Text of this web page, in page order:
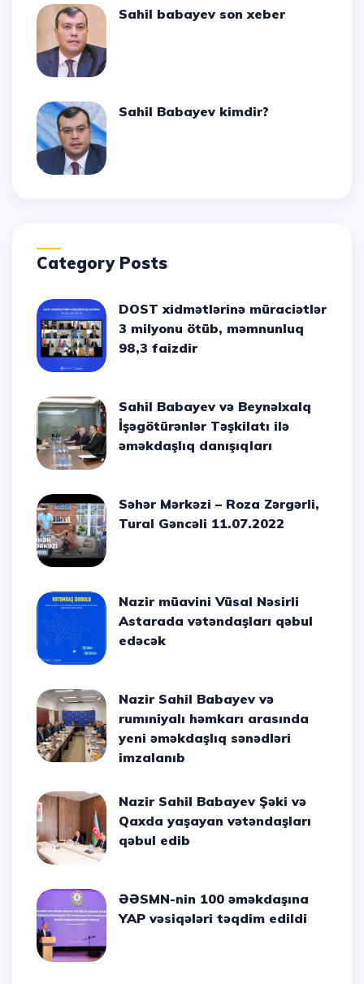
Sahil babayev son xeber
Sahil Babayev kimdir?
Category Posts
DOST xidmətlərinə müraciətlər
3 milyonu ötüb, məmnunluq
98,3 faizdir
Sahil Babayev və Beynəlxalq
İşəgötürənlər Təşkilatı ilə
əməkdaşlıq danışıqları
Səhər Mərkəzi – Roza Zərgərli,
Tural Gəncəli 11.07.2022
Nazir müavini Vüsal Nəsirli
Astarada vətəndaşları qəbul
edəcək
Nazir Sahil Babayev və
rumıniyalı həmkarı arasında
yeni əməkdaşlıq sənədləri
imzalanıb
Nazir Sahil Babayev Şəki və
Qaxda yaşayan vətəndaşları
qəbul edib
ƏƏSMN-nin 100 əməkdaşına
YAP vəsiqələri təqdim edildi